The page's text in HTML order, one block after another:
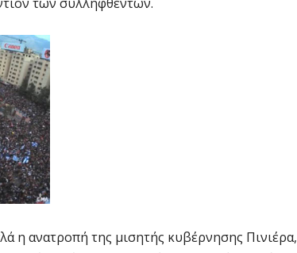
η ανατροπή της μισητής κυβέρνησης Πινιέρα,